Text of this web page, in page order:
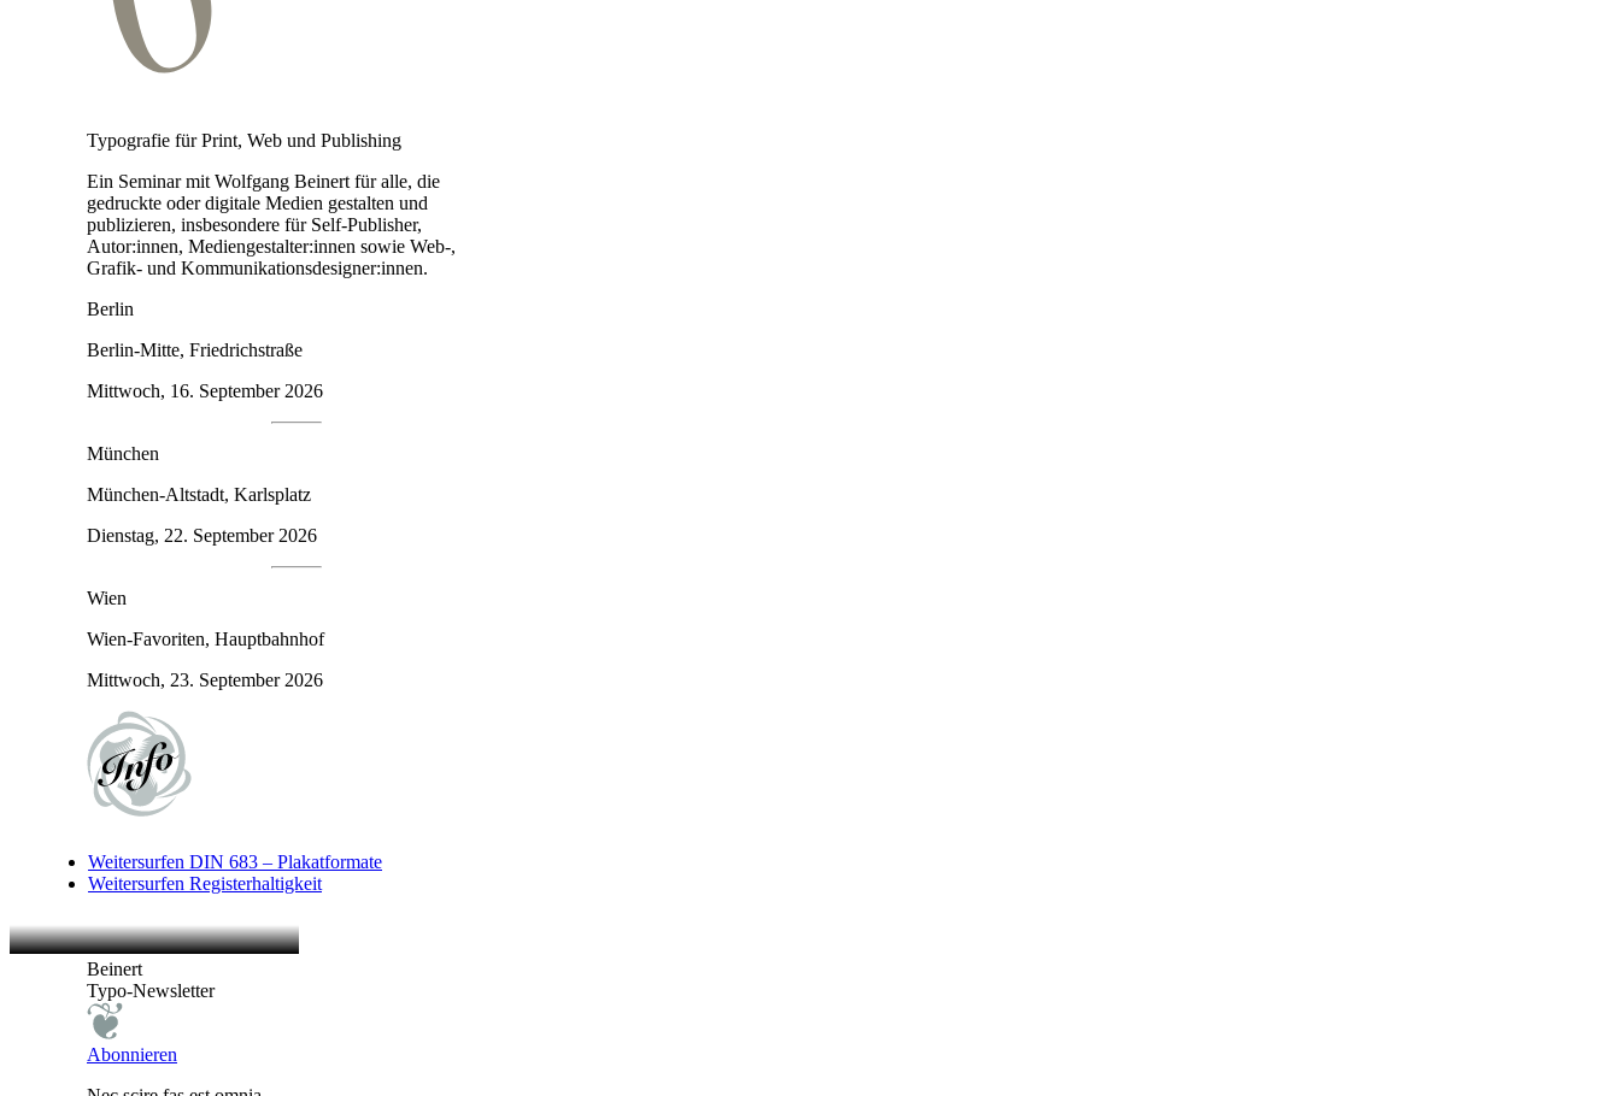
Typografie für Print, Web und Publishing
Ein Seminar mit Wolfgang Beinert für alle, die
gedruckte oder digitale Medien gestalten und
publizieren, insbesondere für Self-Publisher,
Autor:innen, Medien­gestalter:innen sowie Web-,
Grafik- und Kommunikationsdesigner:innen.
Berlin
Berlin-Mitte, Friedrichstraße
Mittwoch, 16. September 2026
München
München-Altstadt, Karlsplatz
Dienstag, 22. September 2026
Wien
Wien-Favoriten, Hauptbahnhof
Mittwoch, 23. September 2026
Weitersurfen DIN 683 – Plakatformate
Weitersurfen Registerhaltigkeit
Beinert
Typo-Newsletter
Abonnieren